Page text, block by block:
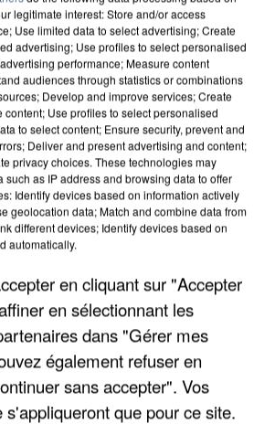
DE LA DZ MAFIA
legitimate interest: Store and/or access
Use limited data to select advertising; Create
advertising; Use profiles to select personalised
performance; Measure content
audiences through statistics or combinations
Develop and improve services; Create
Use profiles to select personalised
to select content; Ensure security, prevent and
Deliver and present advertising and content;
privacy choices. These technologies may
such as IP address and browsing data to offer
Identify devices based on information actively
geolocation data; Match and combine data from
different devices; Identify devices based on
automatically.
en cliquant sur "Accepter
en sélectionnant les
dans "Gérer mes
également refuser en
sans accepter". Vos
s'appliqueront que pour ce site.